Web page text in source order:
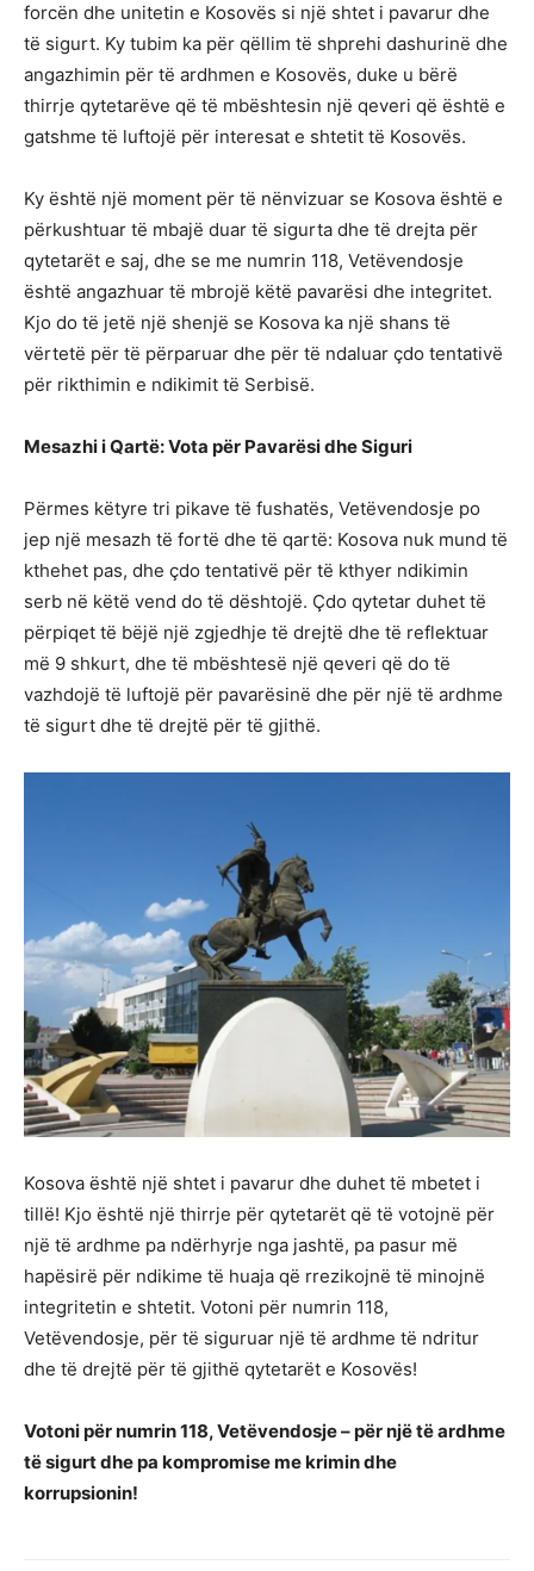
forcën dhe unitetin e Kosovës si një shtet i pavarur dhe
të sigurt. Ky tubim ka për qëllim të shprehi dashurinë dhe
angazhimin për të ardhmen e Kosovës, duke u bërë
thirrje qytetarëve që të mbështesin një qeveri që është e
gatshme të luftojë për interesat e shtetit të Kosovës.
Ky është një moment për të nënvizuar se Kosova është e
përkushtuar të mbajë duar të sigurta dhe të drejta për
qytetarët e saj, dhe se me numrin 118, Vetëvendosje
është angazhuar të mbrojë këtë pavarësi dhe integritet.
Kjo do të jetë një shenjë se Kosova ka një shans të
vërtetë për të përparuar dhe për të ndaluar çdo tentativë
për rikthimin e ndikimit të Serbisë.
Mesazhi i Qartë: Vota për Pavarësi dhe Siguri
Përmes këtyre tri pikave të fushatës, Vetëvendosje po
jep një mesazh të fortë dhe të qartë: Kosova nuk mund të
kthehet pas, dhe çdo tentativë për të kthyer ndikimin
serb në këtë vend do të dështojë. Çdo qytetar duhet të
përpiqet të bëjë një zgjedhje të drejtë dhe të reflektuar
më 9 shkurt, dhe të mbështesë një qeveri që do të
vazhdojë të luftojë për pavarësinë dhe për një të ardhme
të sigurt dhe të drejtë për të gjithë.
Kosova është një shtet i pavarur dhe duhet të mbetet i
tillë! Kjo është një thirrje për qytetarët që të votojnë për
një të ardhme pa ndërhyrje nga jashtë, pa pasur më
hapësirë për ndikime të huaja që rrezikojnë të minojnë
integritetin e shtetit. Votoni për numrin 118,
Vetëvendosje, për të siguruar një të ardhme të ndritur
dhe të drejtë për të gjithë qytetarët e Kosovës!
Votoni për numrin 118, Vetëvendosje – për një të ardhme
të sigurt dhe pa kompromise me krimin dhe
korrupsionin!